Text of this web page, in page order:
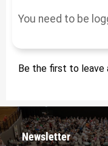
Be the first to leave
Newsletter